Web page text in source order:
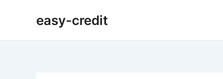
easy-credit
по